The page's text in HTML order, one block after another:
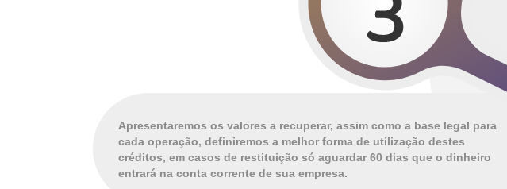
Apresentaremos os valores a recuperar, assim como a base legal para
cada operação, definiremos a melhor forma de utilização destes
créditos, em casos de restituição só aguardar 60 dias que o dinheiro
entrará na conta corrente de sua empresa.